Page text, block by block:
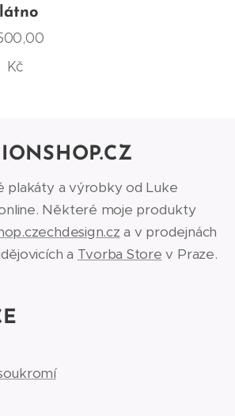
Kč
plakáty a výrobky od Luke
Některé moje produkty
a v prodejnách
a Tvorba Store v Praze.